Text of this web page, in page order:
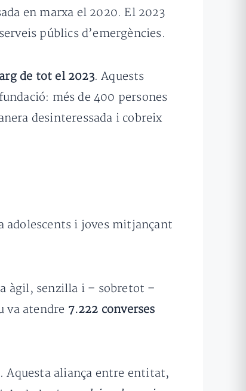
en marxa el 2020. El 2023
públics d’emergències.
de tot el 2023. Aquests
més de 400 persones
desinteressada i cobreix
adolescents i joves mitjançant
àgil, senzilla i – sobretot –
va atendre 7.222 converses
Aquesta aliança entre entitat,